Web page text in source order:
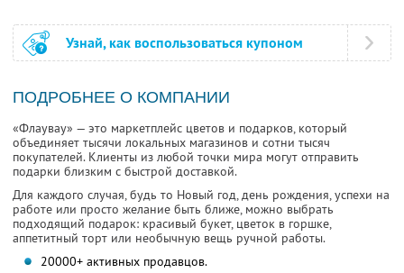
Узнай, как воспользоваться купоном
ПОДРОБНЕЕ О КОМПАНИИ
«Флаувау» — это маркетплейс цветов и подарков, который
объединяет тысячи локальных магазинов и сотни тысяч
покупателей. Клиенты из любой точки мира могут отправить
подарки близким с быстрой доставкой.
Для каждого случая, будь то Новый год, день рождения, успехи на
работе или просто желание быть ближе, можно выбрать
подходящий подарок: красивый букет, цветок в горшке,
аппетитный торт или необычную вещь ручной работы.
20000+ активных продавцов.